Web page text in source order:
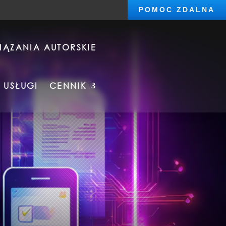
POMOC ZDALNA
AUTORSKIE
USŁUGI CENNIK